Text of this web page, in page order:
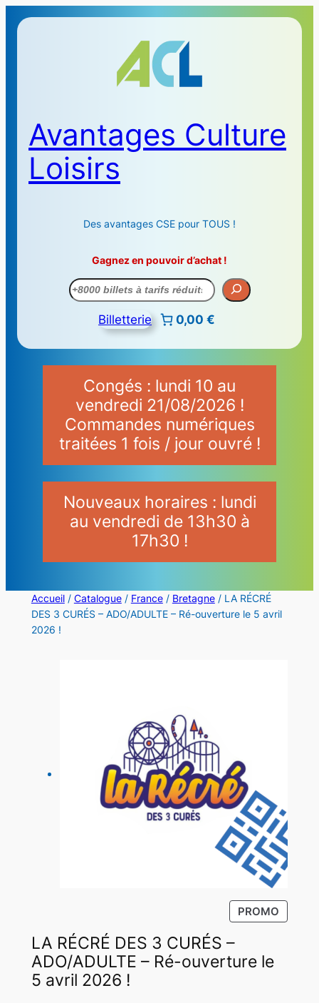
Avantages Culture
Loisirs
Des avantages CSE pour TOUS !
Gagnez en pouvoir d’achat !
Recherche
Billetterie 0,00 €
Congés : lundi 10 au
vendredi 21/08/2026 !
Commandes numériques
traitées 1 fois / jour ouvré !
Nouveaux horaires : lundi
au vendredi de 13h30 à
17h30 !
Accueil/ Catalogue/ France/ Bretagne/ LA RÉCRÉ
DES 3 CURÉS – ADO/ADULTE – Ré-ouverture le 5 avril
2026 !
PROMO
R
LA RÉCRÉ DES 3 CURÉS –
ADO/ADULTE – Ré-ouverture le
5 avril 2026 !